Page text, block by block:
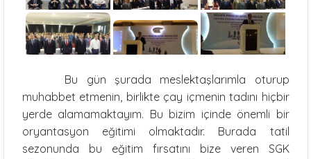
Bu gün şurada meslektaşlarımla oturup
muhabbet etmenin, birlikte çay içmenin tadını hiçbir
yerde alamamaktayım. Bu bizim içinde önemli bir
oryantasyon eğitimi olmaktadır. Burada tatil
sezonunda bu eğitim fırsatını bize veren SGK